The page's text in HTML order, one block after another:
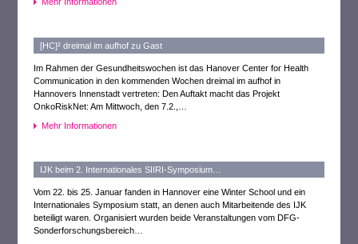
[HC]² dreimal im aufhof zu Gast
Im Rahmen der Gesundheitswochen ist das Hanover Center for Health
Communication in den kommenden Wochen dreimal im aufhof in
Hannovers Innenstadt vertreten: Den Auftakt macht das Projekt
OnkoRiskNet: Am Mittwoch, den 7.2.,…
Mehr Informationen
IJK beim 2. Internationales SIIRI-Symposium…
Vom 22. bis 25. Januar fanden in Hannover eine Winter School und ein
Internationales Symposium statt, an denen auch Mitarbeitende des IJK
beteiligt waren. Organisiert wurden beide Veranstaltungen vom DFG-
Sonderforschungsbereich…